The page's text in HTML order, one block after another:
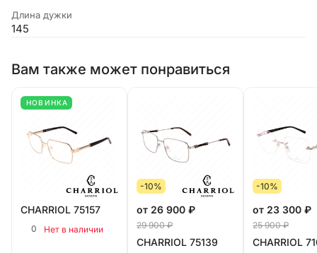
Длина дужки
145
Вам также может понравиться
НОВИНКА
CHARRIOL 75157
0 Нет в наличии
-10%
от 26 900 ₽
29 900 ₽
CHARRIOL 75139
-10%
от 23 300 ₽
25 900 ₽
CHARRIOL